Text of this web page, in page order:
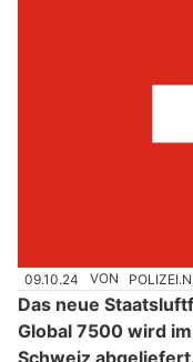
09.10.24 VON
Das neue
Global 7500 wird
Schweiz